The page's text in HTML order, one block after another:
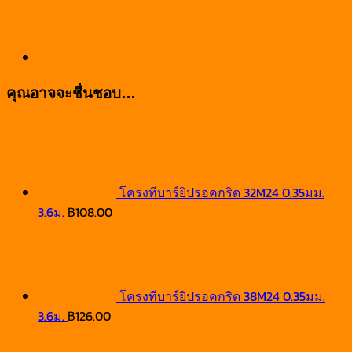
คุณอาจจะชื่นชอบ…
โครงทีบาร์ยิปรอคกริด 32M24 0.35มม.
3.6ม. ฿108.00
โครงทีบาร์ยิปรอคกริด 38M24 0.35มม.
3.6ม. ฿126.00